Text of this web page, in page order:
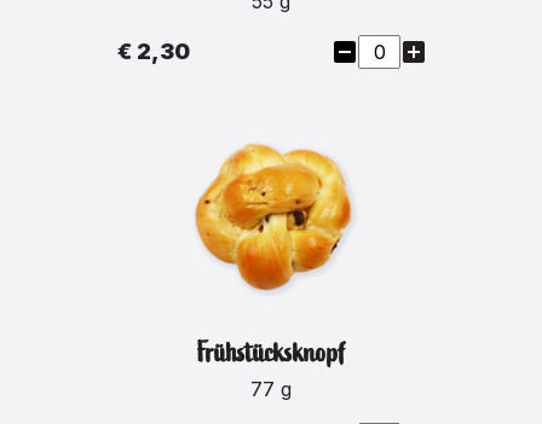
€ 2,30
Frühstücksknopf
77 g